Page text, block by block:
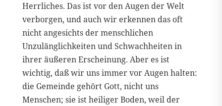
Herrliches. Das ist vor den Augen der Welt
verborgen, und auch wir erkennen das oft
nicht angesichts der menschlichen
Unzulänglichkeiten und Schwachheiten in
ihrer äußeren Erscheinung. Aber es ist
wichtig, daß wir uns immer vor Augen halten:
die Gemeinde gehört Gott, nicht uns
Menschen; sie ist heiliger Boden, weil der